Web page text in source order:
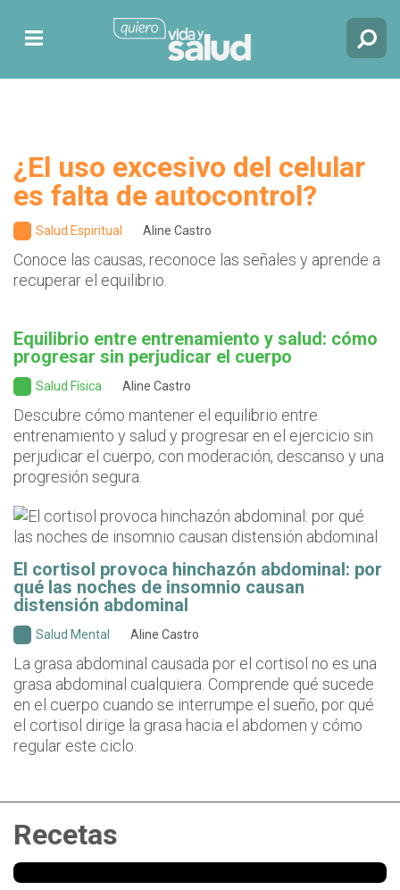
¿El uso excesivo del celular
es falta de autocontrol?
Salud Espiritual Aline Castro
Conoce las causas, reconoce las señales y aprende a
recuperar el equilibrio.
Equilibrio entre entrenamiento y salud: cómo
progresar sin perjudicar el cuerpo
Salud Física Aline Castro
Descubre cómo mantener el equilibrio entre
entrenamiento y salud y progresar en el ejercicio sin
perjudicar el cuerpo, con moderación, descanso y una
progresión segura.
El cortisol provoca hinchazón abdominal: por
qué las noches de insomnio causan
distensión abdominal
Salud Mental Aline Castro
La grasa abdominal causada por el cortisol no es una
grasa abdominal cualquiera. Comprende qué sucede
en el cuerpo cuando se interrumpe el sueño, por qué
el cortisol dirige la grasa hacia el abdomen y cómo
regular este ciclo.
Recetas